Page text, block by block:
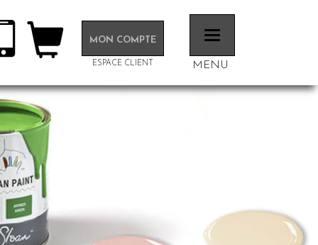
MON COMPTE
ESPACE CLIENT
Toggle
navigation
MENU